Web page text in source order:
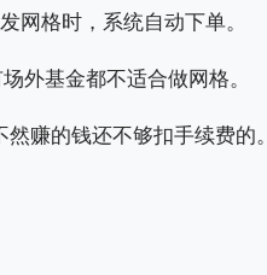
网格时，系统自动下单。
外基金都不适合做网格。
赚的钱还不够扣手续费的。